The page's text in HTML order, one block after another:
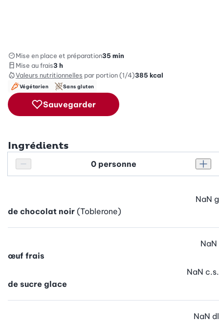
Mise en place et préparation35 min
Mise au frais3 h
Valeurs nutritionnelles par portion (1/4)385 kcal
Végétarien Sans gluten
Sauvegarder
Ingrédients
Réduire le nombre de personnes
Personnes
de chocolat noir (Toblerone)
NaN g
œuf frais
NaN
de sucre glace
NaN c.s.
NaN dl